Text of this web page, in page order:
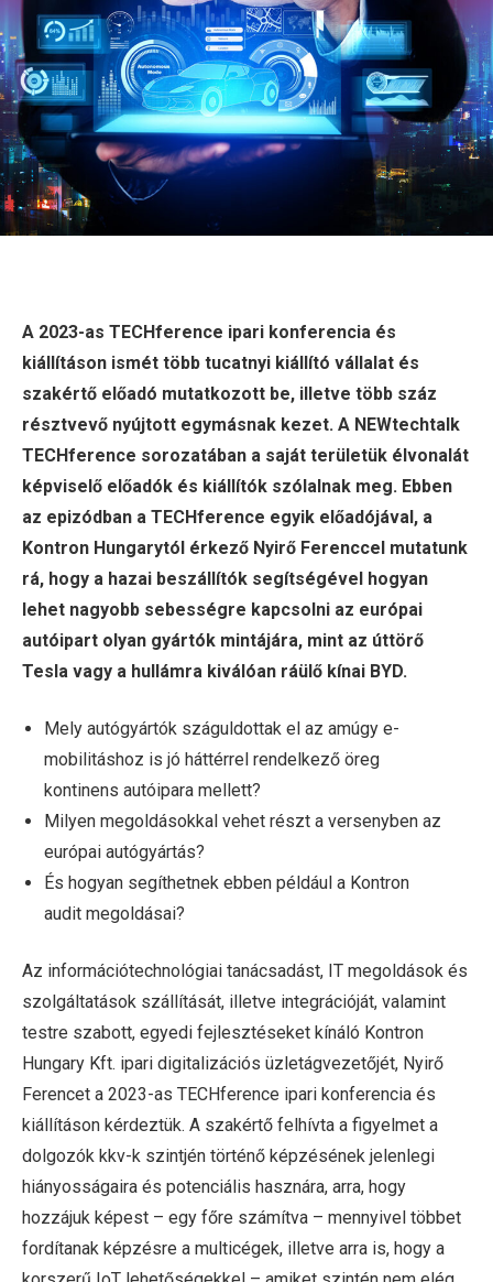
A 2023-as TECHference ipari konferencia és
kiállításon ismét több tucatnyi kiállító vállalat és
szakértő előadó mutatkozott be, illetve több száz
résztvevő nyújtott egymásnak kezet. A NEWtechtalk
TECHference sorozatában a saját területük élvonalát
képviselő előadók és kiállítók szólalnak meg. Ebben
az epizódban a TECHference egyik előadójával, a
Kontron Hungarytól érkező Nyirő Ferenccel mutatunk
rá, hogy a hazai beszállítók segítségével hogyan
lehet nagyobb sebességre kapcsolni az európai
autóipart olyan gyártók mintájára, mint az úttörő
Tesla vagy a hullámra kiválóan ráülő kínai BYD.
Mely autógyártók száguldottak el az amúgy e-
mobilitáshoz is jó háttérrel rendelkező öreg
kontinens autóipara mellett?
Milyen megoldásokkal vehet részt a versenyben az
európai autógyártás?
És hogyan segíthetnek ebben például a Kontron
audit megoldásai?
Az információtechnológiai tanácsadást, IT megoldások és
szolgáltatások szállítását, illetve integrációját, valamint
testre szabott, egyedi fejlesztéseket kínáló Kontron
Hungary Kft. ipari digitalizációs üzletágvezetőjét, Nyirő
Ferencet a 2023-as TECHference ipari konferencia és
kiállításon kérdeztük. A szakértő felhívta a figyelmet a
dolgozók kkv-k szintjén történő képzésének jelenlegi
hiányosságaira és potenciális hasznára, arra, hogy
hozzájuk képest – egy főre számítva – mennyivel többet
fordítanak képzésre a multicégek, illetve arra is, hogy a